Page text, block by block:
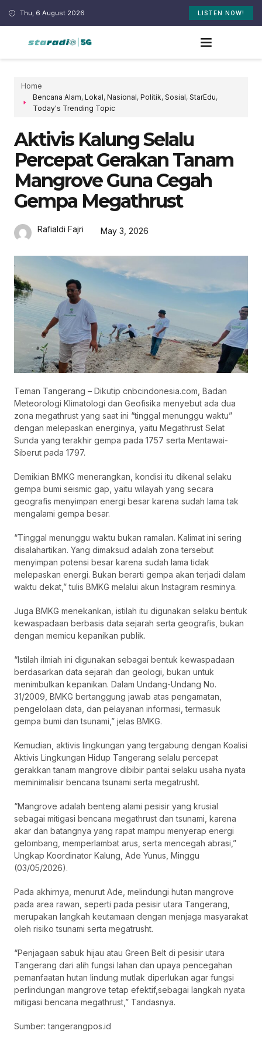
Thu, 6 August 2026 LISTEN NOW!
Home
Bencana Alam, Lokal, Nasional, Politik, Sosial, StarEdu,
Today's Trending Topic
Aktivis Kalung Selalu
Percepat Gerakan Tanam
Mangrove Guna Cegah
Gempa Megathrust
Rafialdi Fajri May 3, 2026
Teman Tangerang – Dikutip cnbcindonesia.com, Badan
Meteorologi Klimatologi dan Geofisika menyebut ada dua
zona megathrust yang saat ini “tinggal menunggu waktu”
dengan melepaskan energinya, yaitu Megathrust Selat
Sunda yang terakhir gempa pada 1757 serta Mentawai-
Siberut pada 1797.
Demikian BMKG menerangkan, kondisi itu dikenal selaku
gempa bumi seismic gap, yaitu wilayah yang secara
geografis menyimpan energi besar karena sudah lama tak
mengalami gempa besar.
“Tinggal menunggu waktu bukan ramalan. Kalimat ini sering
disalahartikan. Yang dimaksud adalah zona tersebut
menyimpan potensi besar karena sudah lama tidak
melepaskan energi. Bukan berarti gempa akan terjadi dalam
waktu dekat,” tulis BMKG melalui akun Instagram resminya.
Juga BMKG menekankan, istilah itu digunakan selaku bentuk
kewaspadaan berbasis data sejarah serta geografis, bukan
dengan memicu kepanikan publik.
“Istilah ilmiah ini digunakan sebagai bentuk kewaspadaan
berdasarkan data sejarah dan geologi, bukan untuk
menimbulkan kepanikan. Dalam Undang-Undang No.
31/2009, BMKG bertanggung jawab atas pengamatan,
pengelolaan data, dan pelayanan informasi, termasuk
gempa bumi dan tsunami,” jelas BMKG.
Kemudian, aktivis lingkungan yang tergabung dengan Koalisi
Aktivis Lingkungan Hidup Tangerang selalu percepat
gerakkan tanam mangrove dibibir pantai selaku usaha nyata
meminimalisir bencana tsunami serta megatrusht.
“Mangrove adalah benteng alami pesisir yang krusial
sebagai mitigasi bencana megathrust dan tsunami, karena
akar dan batangnya yang rapat mampu menyerap energi
gelombang, memperlambat arus, serta mencegah abrasi,”
Ungkap Koordinator Kalung, Ade Yunus, Minggu
(03/05/2026).
Pada akhirnya, menurut Ade, melindungi hutan mangrove
pada area rawan, seperti pada pesisir utara Tangerang,
merupakan langkah keutamaan dengan menjaga masyarakat
oleh risiko tsunami serta megatrusht.
“Penjagaan sabuk hijau atau Green Belt di pesisir utara
Tangerang dari alih fungsi lahan dan upaya pencegahan
pemanfaatan hutan lindung mutlak diperlukan agar fungsi
perlindungan mangrove tetap efektif,sebagai langkah nyata
mitigasi bencana megathrust,” Tandasnya.
Sumber: tangerangpos.id